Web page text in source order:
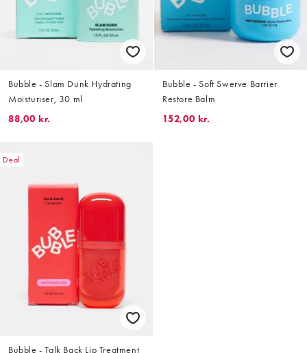
Bubble - Slam Dunk Hydrating
Moisturiser, 30 ml
88,00 kr.
Bubble - Soft Swerve Barrier
Restore Balm
152,00 kr.
Deal
Bubble - Talk Back Lip Treatment